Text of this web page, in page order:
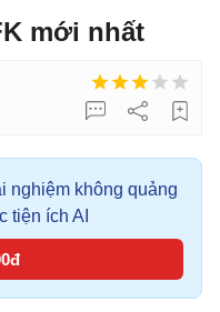
mới nhất
nghiệm không quảng
tiện ích AI